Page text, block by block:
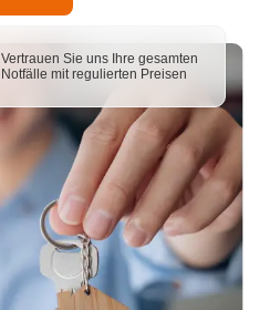
Vertrauen Sie uns Ihre gesamten
Notfälle mit regulierten Preisen